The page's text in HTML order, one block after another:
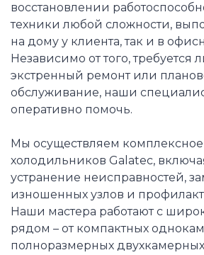
восстановлении
техники любой сложности,
на дому у клиента, так и в
Независимо от того, требуется
экстренный ремонт или
обслуживание, наши
оперативно помочь.
Мы осуществляем
холодильников Galatec,
устранение неисправностей,
изношенных узлов и
Наши мастера работают с
рядом – от компактных
полноразмерных двухкамерных